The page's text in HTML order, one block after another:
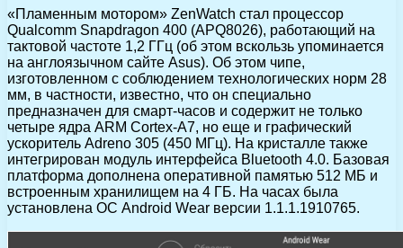
«Пламенным мотором» ZenWatch стал процессор
Qualcomm Snapdragon 400 (APQ8026), работающий на
тактовой частоте 1,2 ГГц (об этом вскользь упоминается
на англоязычном сайте Asus). Об этом чипе,
изготовленном с соблюдением технологических норм 28
мм, в частности, известно, что он специально
предназначен для смарт-часов и содержит не только
четыре ядра ARM Cortex-A7, но еще и графический
ускоритель Adreno 305 (450 МГц). На кристалле также
интегрирован модуль интерфейса Bluetooth 4.0. Базовая
платформа дополнена оперативной памятью 512 МБ и
встроенным хранилищем на 4 ГБ. На часах была
установлена ОС Android Wear версии 1.1.1.1910765.